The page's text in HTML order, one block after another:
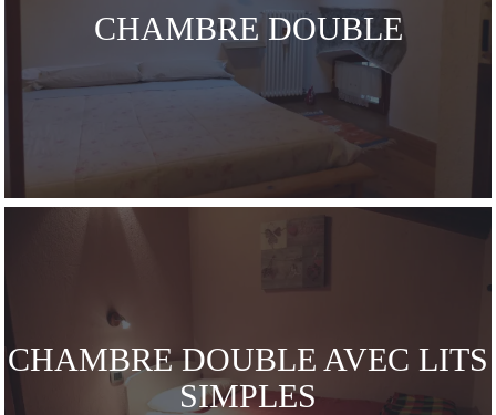
CHAMBRE DOUBLE
CHAMBRE DOUBLE AVEC LITS
SIMPLES